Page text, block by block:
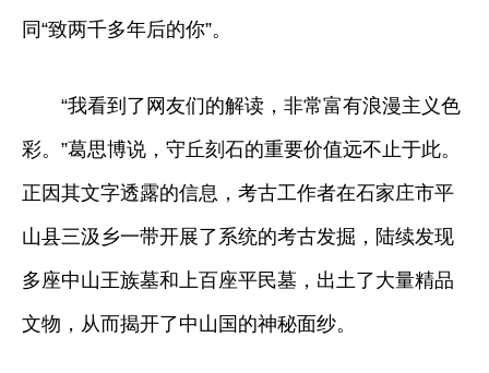
同“致两千多年后的你”。
“我看到了网友们的解读，非常富有浪漫主义色
彩。”葛思博说，守丘刻石的重要价值远不止于此。
正因其文字透露的信息，考古工作者在石家庄市平
山县三汲乡一带开展了系统的考古发掘，陆续发现
多座中山王族墓和上百座平民墓，出土了大量精品
文物，从而揭开了中山国的神秘面纱。